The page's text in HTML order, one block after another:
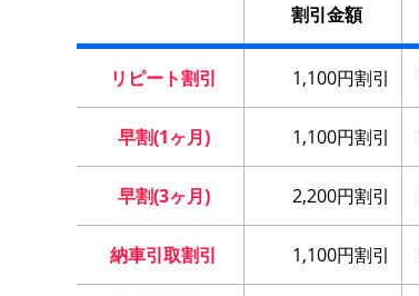
割引金額
リピート割引 1,100円割引
早割(1ヶ月) 1,100円割引
早割(3ヶ月) 2,200円割引
納車引取割引 1,100円割引